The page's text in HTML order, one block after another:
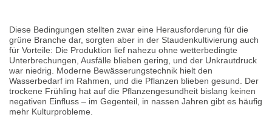
Diese Bedingungen stellten zwar eine Herausforderung für die
grüne Branche dar, sorgten aber in der Staudenkultivierung auch
für Vorteile: Die Produktion lief nahezu ohne wetterbedingte
Unterbrechungen, Ausfälle blieben gering, und der Unkrautdruck
war niedrig. Moderne Bewässerungstechnik hielt den
Wasserbedarf im Rahmen, und die Pflanzen blieben gesund. Der
trockene Frühling hat auf die Pflanzengesundheit bislang keinen
negativen Einfluss – im Gegenteil, in nassen Jahren gibt es häufig
mehr Kulturprobleme.